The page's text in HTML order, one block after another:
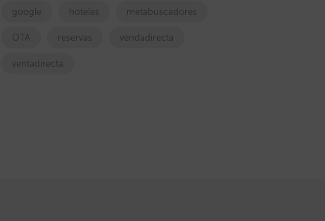
google hoteles metabuscadores
OTA reservas vendadirecta
ventadirecta